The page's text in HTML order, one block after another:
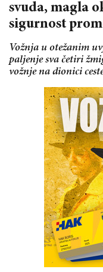
svuda, magla
sigurnost
Vožnja u otežanim
paljenje sva četiri
vožnje na dionici